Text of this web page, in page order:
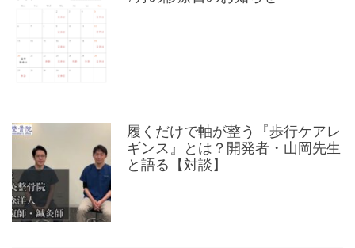
履くだけで軸が整う『歩行ケアレ
ギンス』とは？開発者・山岡先生
と語る【対談】